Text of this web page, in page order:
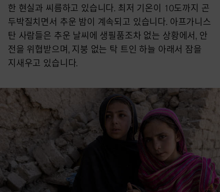
한 현실과 씨름하고 있습니다. 최저 기온이 10도까지 곤
두박질치면서 추운 밤이 계속되고 있습니다. 아프가니스
탄 사람들은 추운 날씨에 생필품조차 없는 상황에서, 안
전을 위협받으며, 지붕 없는 탁 트인 하늘 아래서 잠을
지새우고 있습니다.